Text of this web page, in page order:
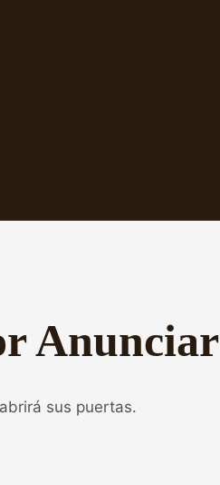
Anunciar
sus puertas.